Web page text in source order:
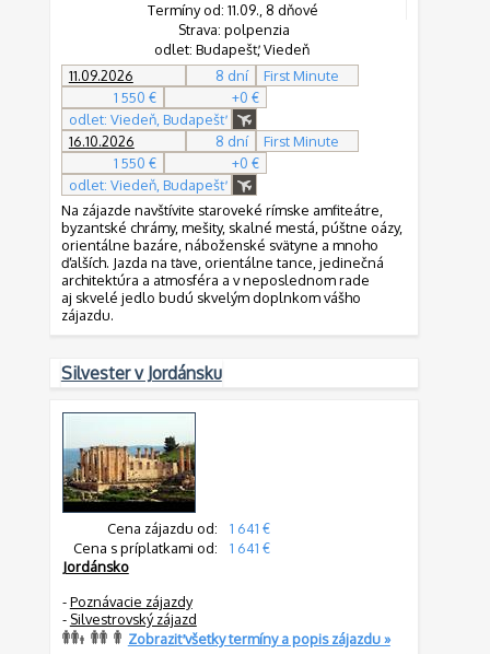
Termíny od: 11.09., 8 dňové
Strava: polpenzia
odlet: Budapešť, Viedeň
11.09.2026
8 dní
First Minute
1 550 €
+0 €
odlet: Viedeň, Budapešť
16.10.2026
8 dní
First Minute
1 550 €
+0 €
odlet: Viedeň, Budapešť
Na zájazde navštívite staroveké rímske amfiteátre,
byzantské chrámy, mešity, skalné mestá, púštne oázy,
orientálne bazáre, náboženské svätyne a mnoho
ďalších. Jazda na ťave, orientálne tance, jedinečná
architektúra a atmosféra a v neposlednom rade
aj skvelé jedlo budú skvelým doplnkom vášho
zájazdu.
Silvester v Jordánsku
Cena zájazdu od:
1 641 €
Cena s príplatkami od:
1 641 €
Jordánsko
-Poznávacie zájazdy
- Silvestrovský zájazd
Zobraziť všetky termíny a popis zájazdu »